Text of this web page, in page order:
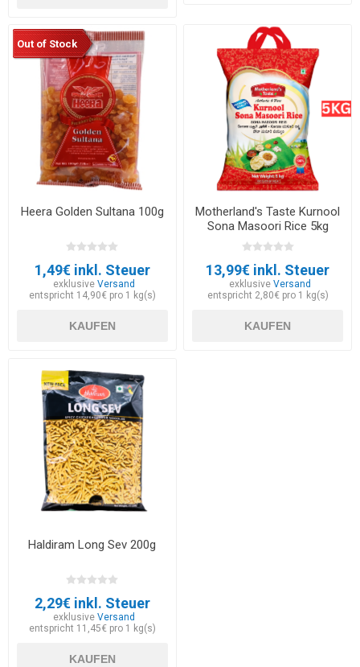
Out of Stock
Heera Golden Sultana 100g
1,49€ inkl. Steuer
exklusiveVersand
entspricht 14,90€ pro 1 kg(s)
KAUFEN
Motherland's Taste Kurnool
Sona Masoori Rice 5kg
13,99€ inkl. Steuer
exklusive Versand
entspricht 2,80€ pro 1 kg(s)
KAUFEN
Haldiram Long Sev 200g
2,29€ inkl. Steuer
exklusiveVersand
entspricht 11,45€ pro 1 kg(s)
KAUFEN